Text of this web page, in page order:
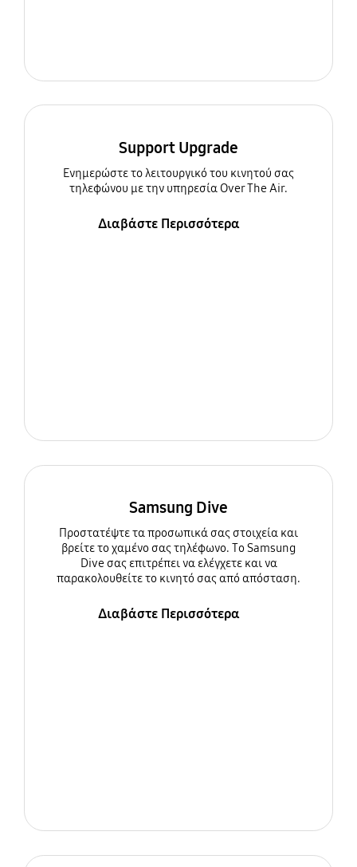
Support Upgrade
Ενημερώστε τo λειτουργικό του κινητού σας
τηλεφώνου με την υπηρεσία Over The Air.
Διαβάστε Περισσότερα
Samsung Dive
Προστατέψτε τα προσωπικά σας στοιχεία και
βρείτε το χαμένο σας τηλέφωνο. Το Samsung
Dive σας επιτρέπει να ελέγχετε και να
παρακολουθείτε το κινητό σας από απόσταση.
Διαβάστε Περισσότερα